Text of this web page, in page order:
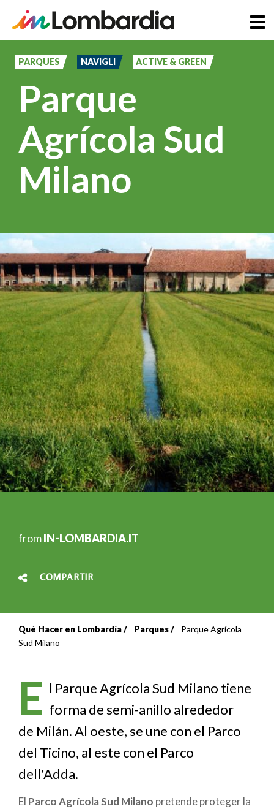
principal
PARQUES NAVIGLI ACTIVE & GREEN
Parque
Agrícola Sud
Milano
fromIN-LOMBARDIA.IT
COMPARTIR
Sobrescribir
de
ayuda
a
la
navegación
Qué Hacer en Lombardía Parques
Parque Agrícola
Sud Milano
E l Parque Agrícola Sud Milano tiene
forma de semi-anillo alrededor
de Milán. Al oeste, se une con el Parco
del Ticino, al este con el Parco
dell'Adda.
El Parco Agrícola Sud Milano pretende proteger la